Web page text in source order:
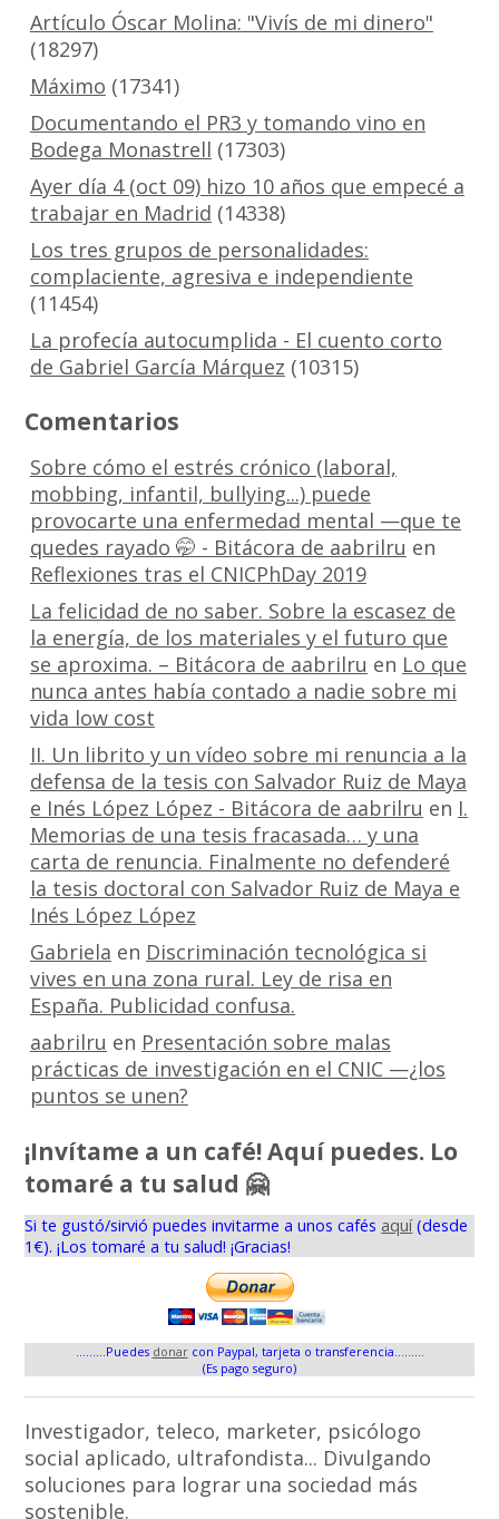
Artículo Óscar Molina: "Vivís de mi dinero"
(18297)
Máximo (17341)
Documentando el PR3 y tomando vino en
Bodega Monastrell (17303)
Ayer día 4 (oct 09) hizo 10 años que empecé a
trabajar en Madrid (14338)
Los tres grupos de personalidades:
complaciente, agresiva e independiente
(11454)
La profecía autocumplida - El cuento corto
de Gabriel García Márquez (10315)
Comentarios
Sobre cómo el estrés crónico (laboral,
mobbing, infantil, bullying...) puede
provocarte una enfermedad mental —que te
quedes rayado 🤭 - Bitácora de aabrilru en
Reflexiones tras el CNICPhDay 2019
La felicidad de no saber. Sobre la escasez de
la energía, de los materiales y el futuro que
se aproxima. – Bitácora de aabrilru en Lo que
nunca antes había contado a nadie sobre mi
vida low cost
II. Un librito y un vídeo sobre mi renuncia a la
defensa de la tesis con Salvador Ruiz de Maya
e Inés López López - Bitácora de aabrilru en I.
Memorias de una tesis fracasada… y una
carta de renuncia. Finalmente no defenderé
la tesis doctoral con Salvador Ruiz de Maya e
Inés López López
Gabriela en Discriminación tecnológica si
vives en una zona rural. Ley de risa en
España. Publicidad confusa.
aabrilru en Presentación sobre malas
prácticas de investigación en el CNIC —¿los
puntos se unen?
¡Invítame a un café! Aquí puedes. Lo
tomaré a tu salud 🤗
Si te gustó/sirvió puedes invitarme a unos cafés aquí(desde
1€). ¡Los tomaré a tu salud! ¡Gracias!
.........Puedes donarcon Paypal, tarjeta o transferencia.........
(Es pago seguro)
Investigador, teleco, marketer, psicólogo
social aplicado, ultrafondista... Divulgando
soluciones para lograr una sociedad más
sostenible.